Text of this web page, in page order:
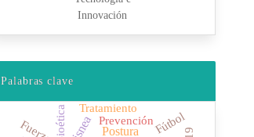
Palabras clave
Postura
Bioética Tratamiento
PrevenciónFútbol